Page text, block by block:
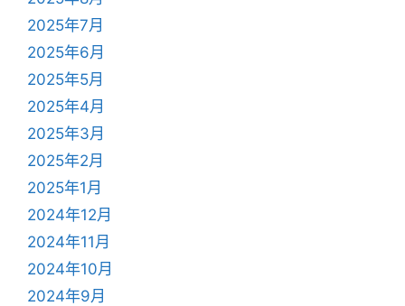
2025年7月
2025年6月
2025年5月
2025年4月
2025年3月
2025年2月
2025年1月
2024年12月
2024年11月
2024年10月
2024年9月